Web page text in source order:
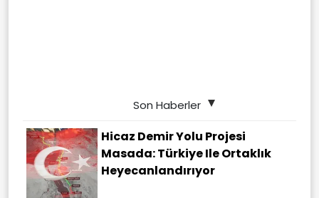
Son Haberler
Hicaz Demir Yolu Projesi
Masada: Türkiye Ile Ortaklık
Heyecanlandırıyor